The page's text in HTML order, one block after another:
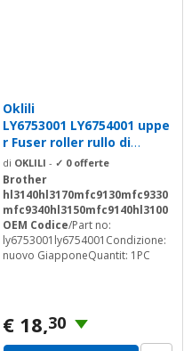
Oklili
LY6753001 LY6754001 uppe
r Fuser roller rullo di
calore per...
di OKLILI - ✓ 0 offerte
Brother
hl3140hl3170mfc9130mfc9330
mfc9340hl3150mfc9140hl3100
OEM Codice/Part no:
ly6753001ly6754001Condizione:
nuovo GiapponeQuantit: 1PC
€ 18,30